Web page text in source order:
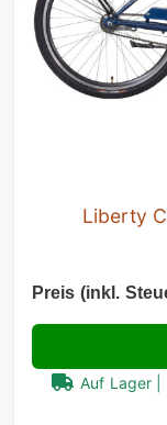
Liberty
Preis (inkl.
Auf Lager |